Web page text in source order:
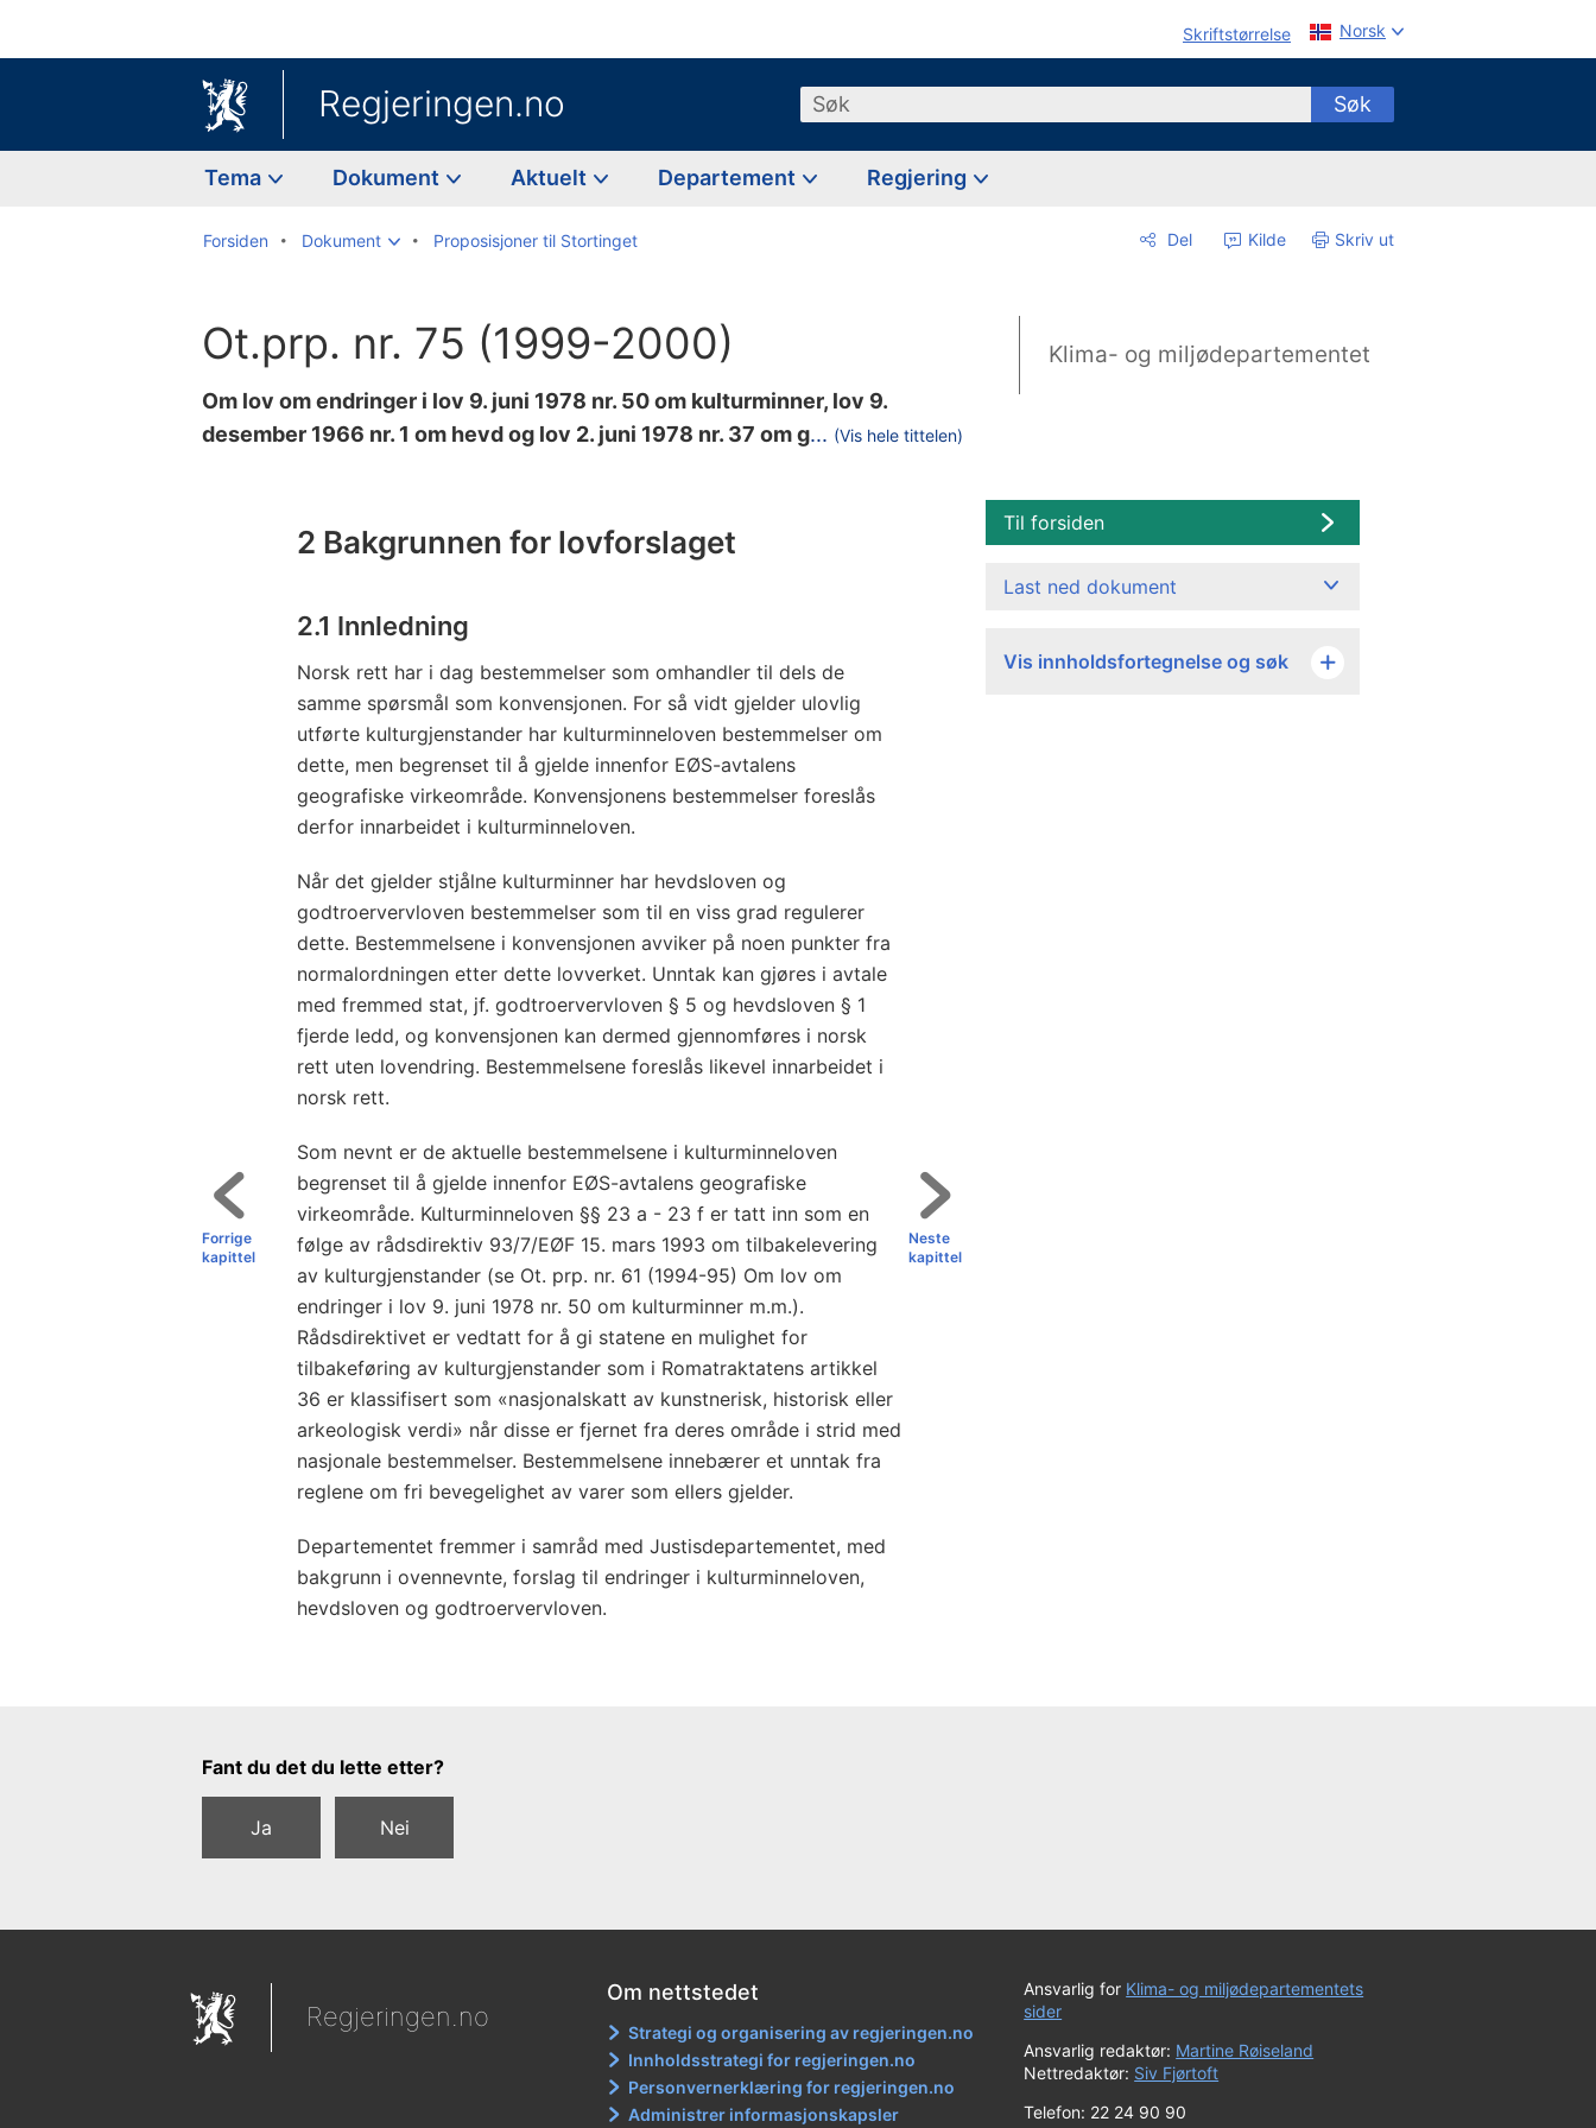
Skriftstørrelse Norsk
Regjeringen.no Søk Søk
Tema Dokument Aktuelt Departement Regjering
Forsiden Dokument Proposisjoner til Stortinget Del Kilde Skriv ut
Ot.prp. nr. 75 (1999-2000)
Om lov om endringer i lov 9. juni 1978 nr. 50 om kulturminner, lov 9.
desember 1966 nr. 1 om hevd og lov 2. juni 1978 nr. 37 om g... (Vis hele tittelen)
Klima- og miljødepartementet
2 Bakgrunnen for lovforslaget
2.1 Innledning
Norsk rett har i dag bestemmelser som omhandler til dels de
samme spørsmål som konvensjonen. For så vidt gjelder ulovlig
utførte kulturgjenstander har kulturminneloven bestemmelser om
dette, men begrenset til å gjelde innenfor EØS-avtalens
geografiske virkeområde. Konvensjonens bestemmelser foreslås
derfor innarbeidet i kulturminneloven.
Når det gjelder stjålne kulturminner har hevdsloven og
godtroervervloven bestemmelser som til en viss grad regulerer
dette. Bestemmelsene i konvensjonen avviker på noen punkter fra
normalordningen etter dette lovverket. Unntak kan gjøres i avtale
med fremmed stat, jf. godtroervervloven § 5 og hevdsloven § 1
fjerde ledd, og konvensjonen kan dermed gjennomføres i norsk
rett uten lovendring. Bestemmelsene foreslås likevel innarbeidet i
norsk rett.
Som nevnt er de aktuelle bestemmelsene i kulturminneloven
begrenset til å gjelde innenfor EØS-avtalens geografiske
virkeområde. Kulturminneloven §§ 23 a - 23 f er tatt inn som en
følge av rådsdirektiv 93/7/EØF 15. mars 1993 om tilbakelevering
av kulturgjenstander (se Ot. prp. nr. 61 (1994-95) Om lov om
endringer i lov 9. juni 1978 nr. 50 om kulturminner m.m.).
Rådsdirektivet er vedtatt for å gi statene en mulighet for
tilbakeføring av kulturgjenstander som i Romatraktatens artikkel
36 er klassifisert som «nasjonalskatt av kunstnerisk, historisk eller
arkeologisk verdi» når disse er fjernet fra deres område i strid med
nasjonale bestemmelser. Bestemmelsene innebærer et unntak fra
reglene om fri bevegelighet av varer som ellers gjelder.
Departementet fremmer i samråd med Justisdepartementet, med
bakgrunn i ovennevnte, forslag til endringer i kulturminneloven,
hevdsloven og godtroervervloven.
Neste
kapittel
Forrige
kapittel
Til forsiden
Last ned dokument
Vis innholdsfortegnelse og søk
Tilbakemeldingsskjema
Fant du det du lette etter?
Ja Nei
Regjeringen.no
Om nettstedet
Strategi og organisering av regjeringen.no
Innholdsstrategi for regjeringen.no
Personvernerklæring for regjeringen.no
Administrer informasjonskapsler
Ansvarlig for Klima- og miljødepartementets
sider
Ansvarlig redaktør: Martine Røiseland
Nettredaktør: Siv Fjørtoft
Telefon: 22 24 90 90